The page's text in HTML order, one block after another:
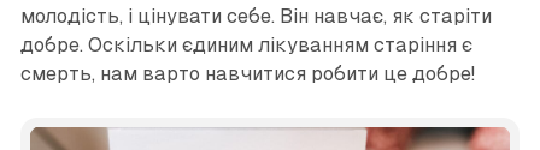
молодість, і цінувати себе. Він навчає, як старіти
добре. Оскільки єдиним лікуванням старіння є
смерть, нам варто навчитися робити це добре!